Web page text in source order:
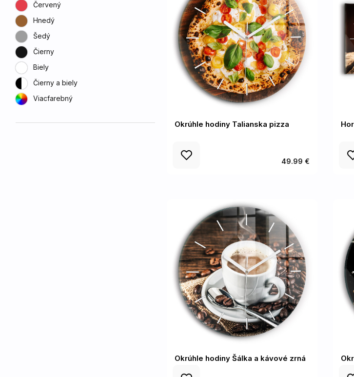
Červený
Hnedý
Šedý
Čierny
Biely
Čierny a biely
Viacfarebný
Okrúhle hodiny Talianska pizza
49.99 €
Okrúhle hodiny Šálka a kávové zrná